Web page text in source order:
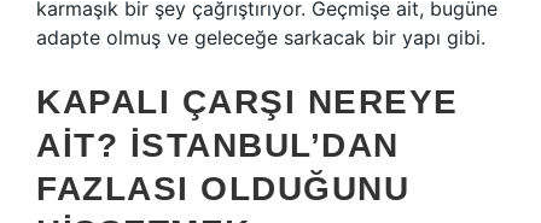
karmaşık bir şey çağrıştırıyor. Geçmişe ait, bugüne
adapte olmuş ve geleceğe sarkacak bir yapı gibi.
KAPALI ÇARŞI NEREYE
AIT? İSTANBUL’DAN
FAZLASI OLDUĞUNU